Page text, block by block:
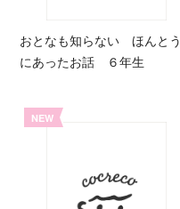
おとなも知らない ほんとう
にあったお話 ６年生
NEW